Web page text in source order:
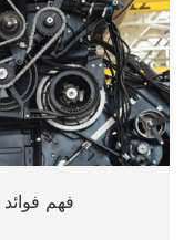
فهم